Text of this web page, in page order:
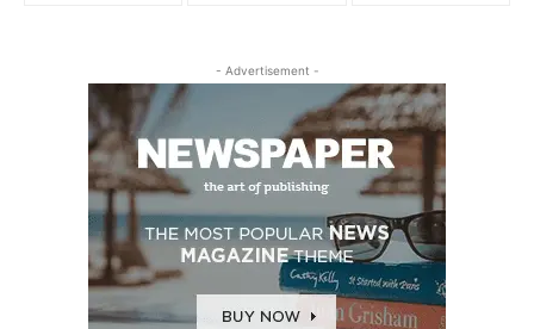
- Advertisement -